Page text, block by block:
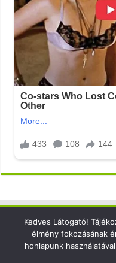
Elérhetőség
Kedves Látogató!
élmény fokozásának
honlapunk